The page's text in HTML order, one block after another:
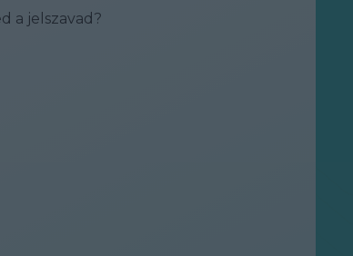
a jelszavad?